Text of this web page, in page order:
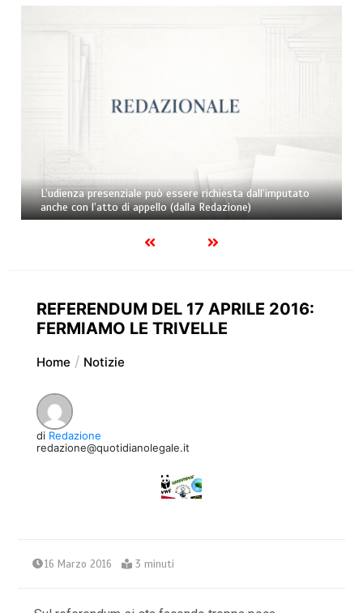
L’udienza presenziale può essere richiesta dall’imputato
anche con l’atto di appello (dalla Redazione)
REFERENDUM DEL 17 APRILE 2016:
FERMIAMO LE TRIVELLE
Home Notizie
di Redazione
redazione@quotidianolegale.it
16 Marzo 2016 3 minuti